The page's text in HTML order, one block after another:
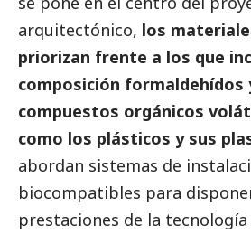
arquitectónico, los
priorizan frente a los que
composición formaldehídos
compuestos orgánicos
como los plásticos y sus
abordan sistemas de
biocompatibles para
prestaciones de la